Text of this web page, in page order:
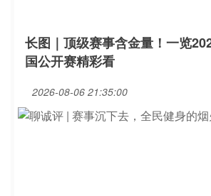
长图｜顶级赛事含金量！一览
国公开赛精彩看
2026-08-06 21:35:00